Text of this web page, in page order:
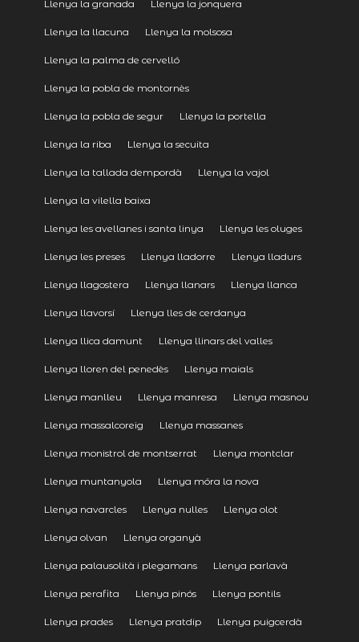
Llenya la granada Llenya la jonquera
Llenya la llacuna Llenya la molsosa
Llenya la palma de cervelló
Llenya la pobla de montornès
Llenya la pobla de segur Llenya la portella
Llenya la riba Llenya la secuita
Llenya la tallada dempordà Llenya la vajol
Llenya la vilella baixa
Llenya les avellanes i santa linya Llenya les oluges
Llenya les preses Llenya lladorre Llenya lladurs
Llenya llagostera Llenya llanars Llenya llanca
Llenya llavorsí Llenya lles de cerdanya
Llenya llica damunt Llenya llinars del valles
Llenya lloren del penedès Llenya maials
Llenya manlleu Llenya manresa Llenya masnou
Llenya massalcoreig Llenya massanes
Llenya monistrol de montserrat Llenya montclar
Llenya muntanyola Llenya móra la nova
Llenya navarcles Llenya nulles Llenya olot
Llenya olvan Llenya organyà
Llenya palausolità i plegamans Llenya parlavà
Llenya perafita Llenya pinós Llenya pontils
Llenya prades Llenya pratdip Llenya puigcerdà